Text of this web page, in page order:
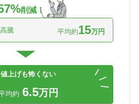
削減！
騰 平均約15万円
値上げも怖くない
均約 6.5万円